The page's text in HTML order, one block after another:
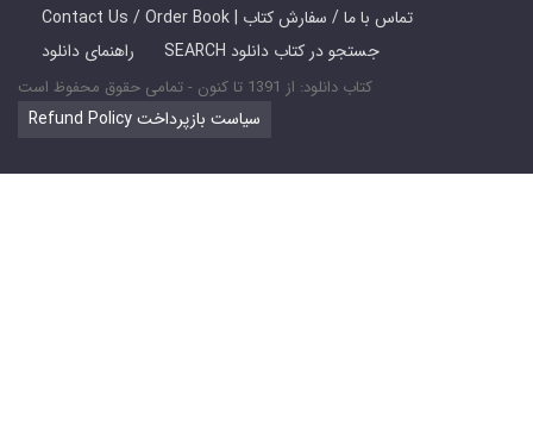
Contact Us / Order Book | تماس با ما / سفارش کتاب
راهنمای دانلود
SEARCH جستجو در کتاب دانلود
کتاب دانلود: از 1391 تا کنون - تمامی حقوق محفوظ است
Refund Policy سیاست بازپرداخت